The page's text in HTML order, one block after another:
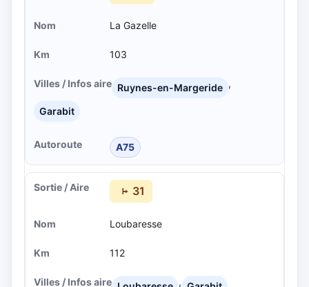
La Gazelle
103
Ruynes-en-Margeride ,
Garabit
A75
31
Loubaresse
112
,